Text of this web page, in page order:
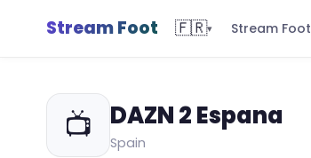
Stream Foot 🇫🇷▾ Stream Foot
📺 DAZN 2 Espana
Spain